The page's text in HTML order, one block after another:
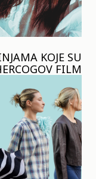
KOJE SU
FILM